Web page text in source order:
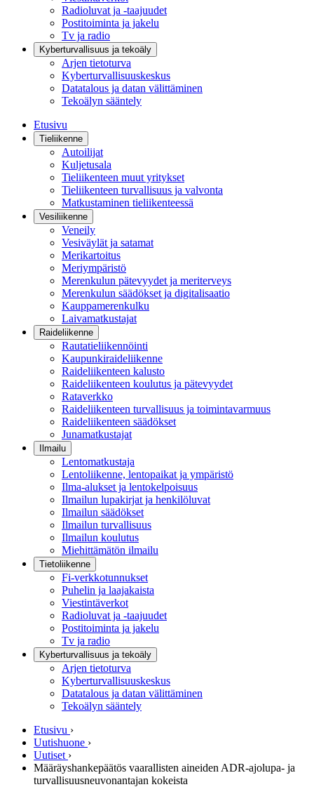
Radioluvat ja -taajuudet
Postitoiminta ja jakelu
Tv ja radio
Kyberturvallisuus ja tekoäly
Arjen tietoturva
Kyberturvallisuuskeskus
Datatalous ja datan välittäminen
Tekoälyn sääntely
Etusivu
Tieliikenne
Autoilijat
Kuljetusala
Tieliikenteen muut yritykset
Tieliikenteen turvallisuus ja valvonta
Matkustaminen tieliikenteessä
Vesiliikenne
Veneily
Vesiväylät ja satamat
Merikartoitus
Meriympäristö
Merenkulun pätevyydet ja meriterveys
Merenkulun säädökset ja digitalisaatio
Kauppamerenkulku
Laivamatkustajat
Raideliikenne
Rautatieliikennöinti
Kaupunkiraideliikenne
Raideliikenteen kalusto
Raideliikenteen koulutus ja pätevyydet
Rataverkko
Raideliikenteen turvallisuus ja toimintavarmuus
Raideliikenteen säädökset
Junamatkustajat
Ilmailu
Lentomatkustaja
Lentoliikenne, lentopaikat ja ympäristö
Ilma-alukset ja lentokelpoisuus
Ilmailun lupakirjat ja henkilöluvat
Ilmailun säädökset
Ilmailun turvallisuus
Ilmailun koulutus
Miehittämätön ilmailu
Tietoliikenne
Fi-verkkotunnukset
Puhelin ja laajakaista
Viestintäverkot
Radioluvat ja -taajuudet
Postitoiminta ja jakelu
Tv ja radio
Kyberturvallisuus ja tekoäly
Arjen tietoturva
Kyberturvallisuuskeskus
Datatalous ja datan välittäminen
Tekoälyn sääntely
Etusivu ›
Uutishuone ›
Uutiset ›
Määräyshankepäätös vaarallisten aineiden ADR-ajolupa- ja
turvallisuusneuvonantajan kokeista